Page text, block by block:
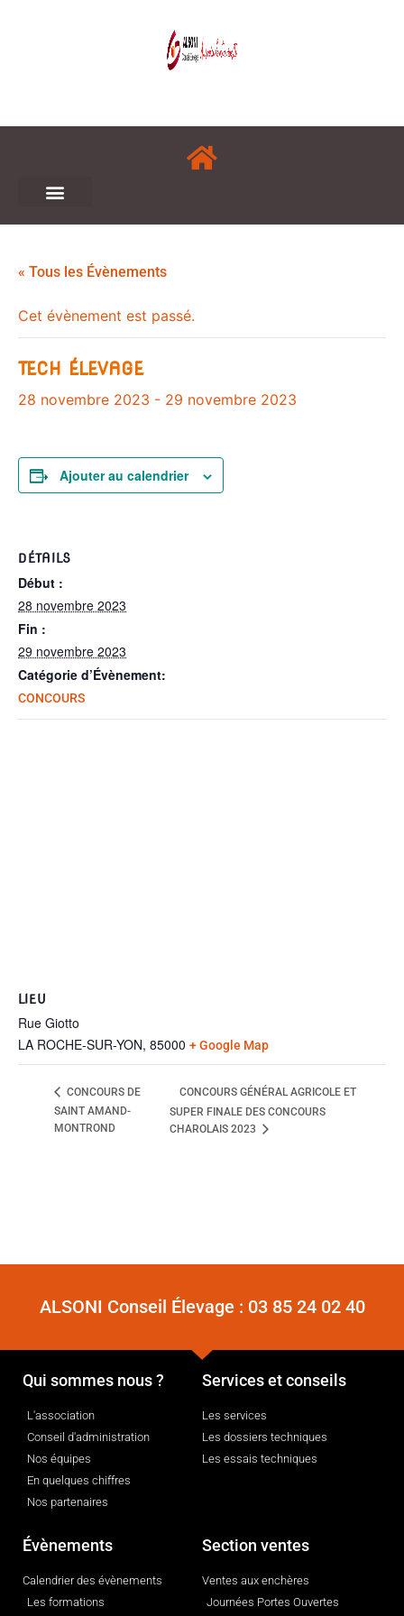
« Tous les Évènements
Cet évènement est passé.
TECH ÉLEVAGE
28 novembre 2023 - 29 novembre 2023
Ajouter au calendrier
DÉTAILS
Début :
28 novembre 2023
Fin :
29 novembre 2023
Catégorie d’Évènement:
CONCOURS
LIEU
Rue Giotto
LA ROCHE-SUR-YON, 85000 + Google Map
CONCOURS DE
SAINT AMAND-
MONTROND
CONCOURS GÉNÉRAL AGRICOLE ET
SUPER FINALE DES CONCOURS
CHAROLAIS 2023
ALSONI Conseil Élevage : 03 85 24 02 40
Qui sommes nous ?
L'association
Conseil d'administration
Nos équipes
En quelques chiffres
Nos partenaires
Services et conseils
Les services
Les dossiers techniques
Les essais techniques
Évènements
Calendrier des évènements
Les formations
Section ventes
Ventes aux enchères
Journées Portes Ouvertes